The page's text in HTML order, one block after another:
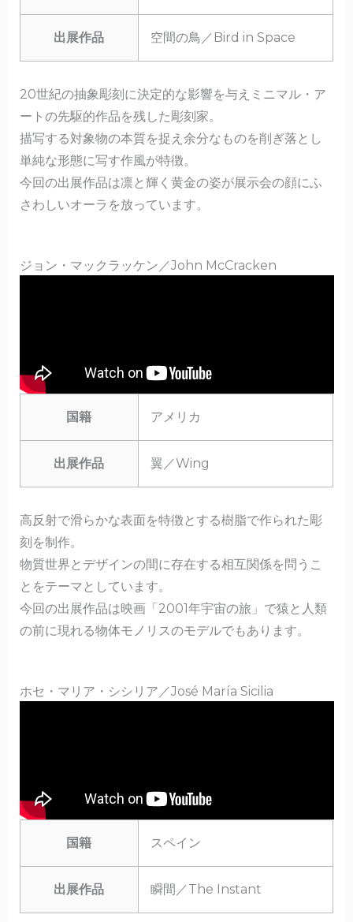
出展作品 空間の鳥／Bird in Space
20世紀の抽象彫刻に決定的な影響を与えミニマル・ア
ートの先駆的作品を残した彫刻家。
描写する対象物の本質を捉え余分なものを削ぎ落とし
単純な形態に写す作風が特徴。
今回の出展作品は凛と輝く黄金の姿が展示会の顔にふ
さわしいオーラを放っています。
ジョン・マックラッケン／John McCracken
国籍 アメリカ
出展作品 翼／Wing
高反射で滑らかな表面を特徴とする樹脂で作られた彫
刻を制作。
物質世界とデザインの間に存在する相互関係を問うこ
とをテーマとしています。
今回の出展作品は映画「2001年宇宙の旅」で猿と人類
の前に現れる物体モノリスのモデルでもあります。
ホセ・マリア・シシリア／José María Sicilia
国籍 スペイン
出展作品 瞬間／The Instant